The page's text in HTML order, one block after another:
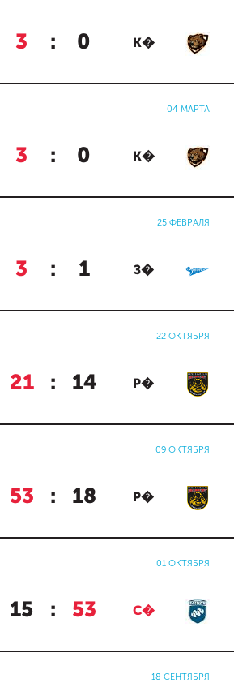
3 : 0 К�
04 МАРТА
3 : 0 К�
25 ФЕВРАЛЯ
3 : 1 З�
22 ОКТЯБРЯ
21 : 14 Р�
09 ОКТЯБРЯ
53 : 18 Р�
01 ОКТЯБРЯ
15 : 53 С�
18 СЕНТЯБРЯ